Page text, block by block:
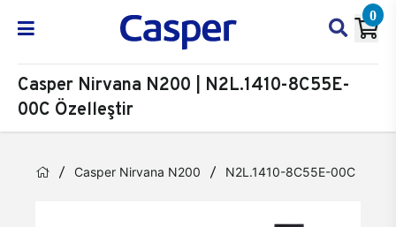
0
Casper Nirvana N200 | N2L.1410-8C55E-
00C Özelleştir
Casper Nirvana N200 N2L.1410-8C55E-00C